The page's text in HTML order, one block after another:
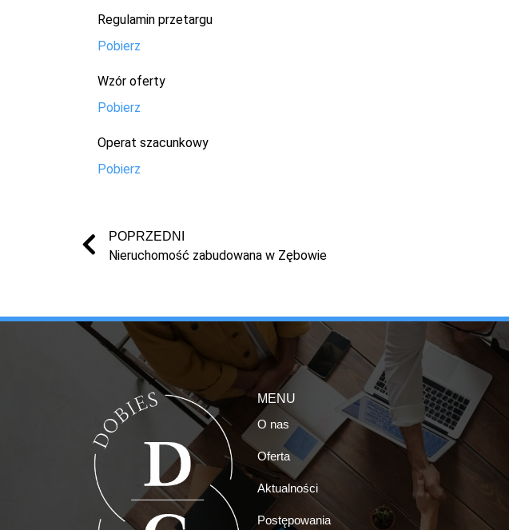
Regulamin przetargu
Pobierz
Wzór oferty
Pobierz
Operat szacunkowy
Pobierz
POPRZEDNI
Nieruchomość zabudowana w Zębowie
MENU
O nas
Oferta
Aktualności
Postępowania